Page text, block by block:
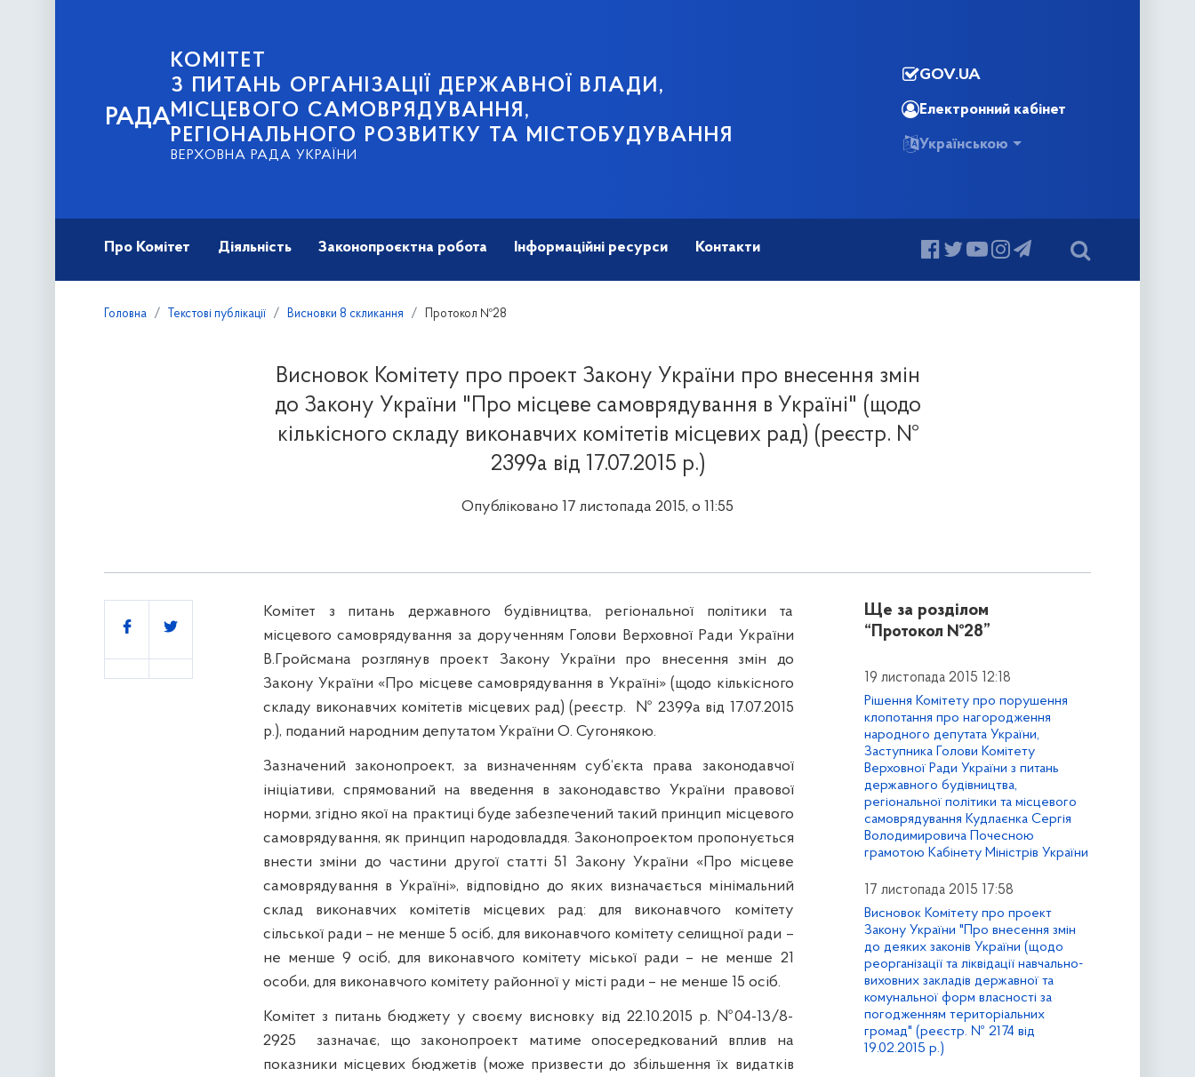
РАДА
КОМІТЕТ
З ПИТАНЬ ОРГАНІЗАЦІЇ ДЕРЖАВНОЇ ВЛАДИ,
МІСЦЕВОГО САМОВРЯДУВАННЯ,
РЕГІОНАЛЬНОГО РОЗВИТКУ ТА МІСТОБУДУВАННЯ
ВЕРХОВНА РАДА УКРАЇНИ
GOV.UA
Електронний кабінет
Українською
Про Комітет Діяльність Законопроєктна робота Інформаційні ресурси Контакти
Головна Текстові публікації Висновки 8 скликання Протокол №28
Висновок Комітету про проект Закону України про внесення змін
до Закону України "Про місцеве самоврядування в Україні" (щодо
кількісного складу виконавчих комітетів місцевих рад) (реєстр. №
2399а від 17.07.2015 р.)
Опубліковано 17 листопада 2015, о 11:55
Комітет з питань державного будівництва, регіональної політики та
місцевого самоврядування за дорученням Голови Верховної Ради України
В.Гройсмана розглянув проект Закону України про внесення змін до
Закону України «Про місцеве самоврядування в Україні» (щодо кількісного
складу виконавчих комітетів місцевих рад) (реєстр.
№ 2399а від 17.07.2015
р.), поданий народним депутатом України О. Сугонякою.
Зазначений законопроект, за визначенням суб‘єкта права законодавчої
ініціативи, спрямований на введення в законодавство України правової
норми, згідно якої на практиці буде забезпечений такий принцип місцевого
самоврядування, як принцип народовладдя. Законопроектом пропонується
внести зміни до частини другої статті 51 Закону України «Про місцеве
самоврядування в Україні», відповідно до яких визначається мінімальний
склад виконавчих комітетів місцевих рад: для виконавчого комітету
сільської ради – не менше 5 осіб, для виконавчого комітету селищної ради –
не менше 9 осіб, для виконавчого комітету міської ради – не менше 21
особи, для виконавчого комітету районної у місті ради – не менше 15 осіб.
Комітет з питань бюджету у своєму висновку від 22.10.2015 р. №04-13/8-
2925 зазначає, що законопроект матиме опосередкований вплив на
показники місцевих бюджетів (може призвести до збільшення їх видатків
Поділитись
Ще за розділом
“Протокол №28”
19 листопада 2015 12:18
Рішення Комітету про порушення
клопотання про нагородження
народного депутата України,
Заступника Голови Комітету
Верховної Ради України з питань
державного будівництва,
регіональної політики та місцевого
самоврядування Кудлаєнка Сергія
Володимировича Почесною
грамотою Кабінету Міністрів України
17 листопада 2015 17:58
Висновок Комітету про проект
Закону України "Про внесення змін
до деяких законів України (щодо
реорганізації та ліквідації навчально-
виховних закладів державної та
комунальної форм власності за
погодженням територіальних
громад" (реєстр. № 2174 від
19.02.2015 р.)